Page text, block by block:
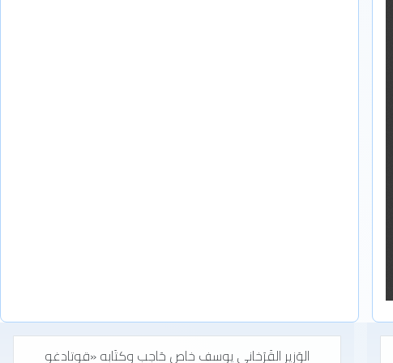
الوَزير القَرَخاني يوسف خاص حَاجب وكتَابه «قوتادغو